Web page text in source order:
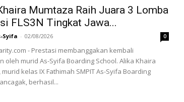
Mumtaza Raih Juara 3 Lomba
FLS3N Tingkat Jawa...
Syifa - 02/08/2026 0
- Prestasi membanggakan kembali
oleh murid As-Syifa Boarding School. Alika Khaira
kelas IX Fathimah SMPIT As-Syifa Boarding
berhasil...